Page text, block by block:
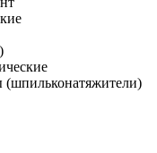
(шпильконатяжители)